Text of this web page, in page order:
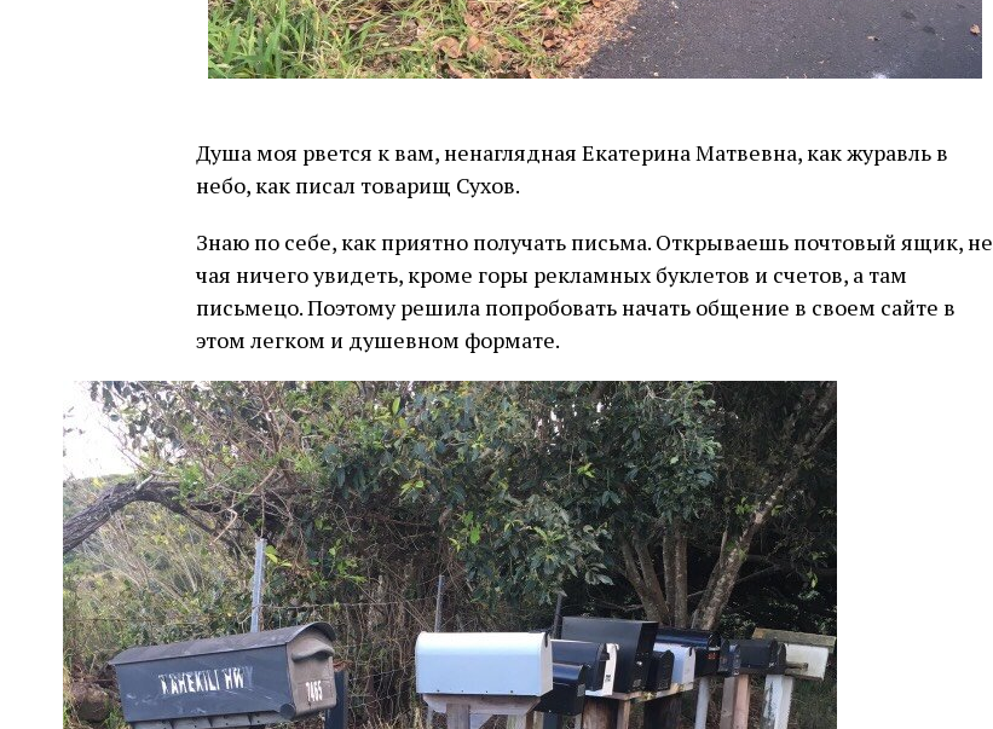
Душа моя рвется к вам, ненаглядная Екатерина Матвевна, как журавль в
небо, как писал товарищ Сухов.
Знаю по себе, как приятно получать письма. Открываешь почтовый ящик, не
чая ничего увидеть, кроме горы рекламных буклетов и счетов, а там
письмецо. Поэтому решила попробовать начать общение в своем сайте в
этом легком и душевном формате.